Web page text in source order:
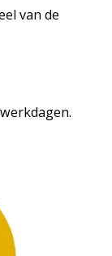
van de